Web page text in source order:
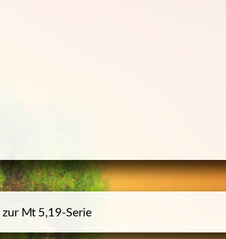
zurMt 5,19-Serie